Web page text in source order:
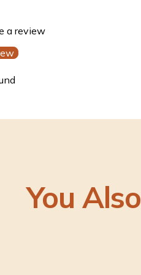
a review
You Also